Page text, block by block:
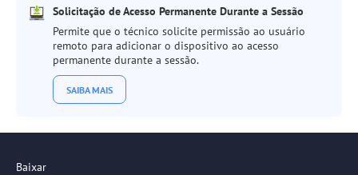
Solicitação de Acesso Permanente Durante a Sessão
Permite que o técnico solicite permissão ao usuário
remoto para adicionar o dispositivo ao acesso
permanente durante a sessão.
SAIBA MAIS
Baixar